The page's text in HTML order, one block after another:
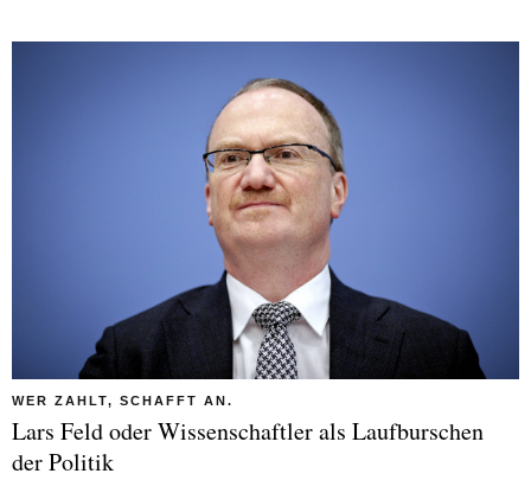
WER ZAHLT, SCHAFFT AN.
Lars Feld oder Wissenschaftler als Laufburschen
der Politik